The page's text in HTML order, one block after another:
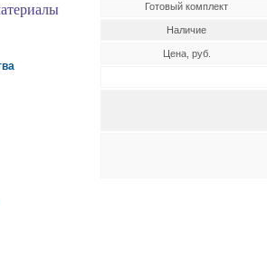
Готовый комплект
Наличие
Цена, руб.